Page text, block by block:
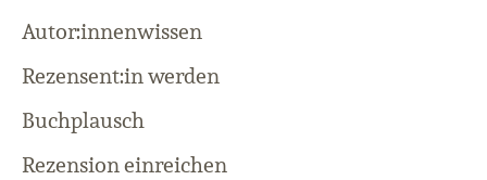
Autor:innenwissen
Rezensent:in werden
Buchplausch
Rezension einreichen